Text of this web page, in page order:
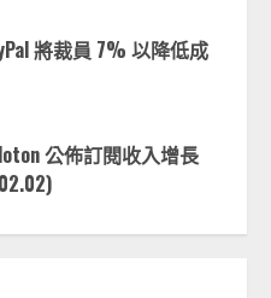
將裁員 7% 以降低成
公佈訂閱收入增長